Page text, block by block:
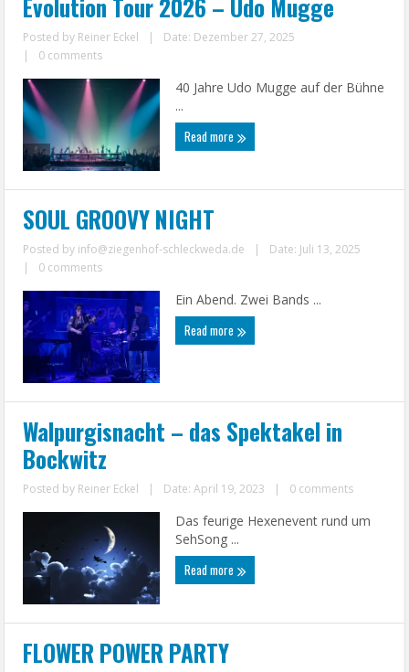
Evolution Tour 2026 – Udo Mugge
Posted by Reiner Eckel |
Date: Dezember 27, 2025
|
0 comments
40 Jahre Udo Mugge auf der Bühne
...
Read more
SOUL GROOVY NIGHT
Posted by info@ziegenhof-schleckweda.de |
Date: Juli 13, 2025
|
0 comments
Ein Abend. Zwei Bands ...
Read more
Walpurgisnacht – das Spektakel in
Bockwitz
Posted by Reiner Eckel | Date: April 19, 2023 | 0 comments
Das feurige Hexenevent rund um
SehSong ...
Read more
FLOWER POWER PARTY